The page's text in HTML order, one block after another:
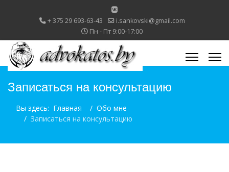
+ 375 29 693-63-43
i.sankovski@gmail.com
Пн - Пт 9:00-17:00
Записаться на консультацию
Вы здесь: Главная
Обо мне
Записаться на консультацию